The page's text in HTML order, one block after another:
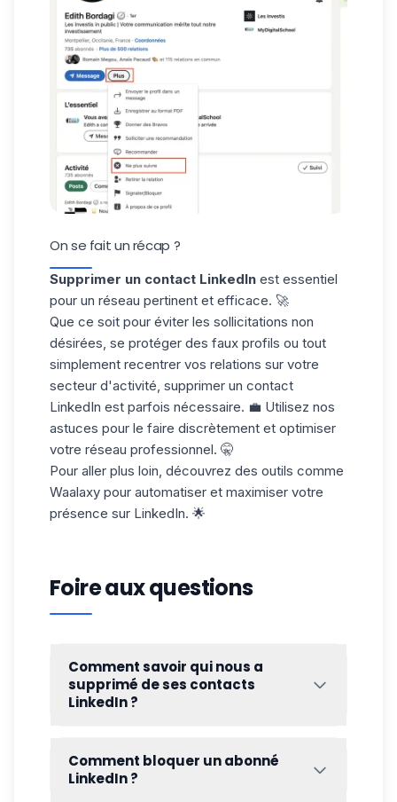
On se fait un récap ?
Supprimer un contact LinkedIn est essentiel
pour un réseau pertinent et efficace. 🚀
Que ce soit pour éviter les sollicitations non
désirées, se protéger des faux profils ou tout
simplement recentrer vos relations sur votre
secteur d'activité, supprimer un contact
LinkedIn est parfois nécessaire. 💼 Utilisez nos
astuces pour le faire discrètement et optimiser
votre réseau professionnel. 🤫
Pour aller plus loin, découvrez des outils comme
Waalaxy pour automatiser et maximiser votre
présence sur LinkedIn. 🌟
Foire aux questions
Comment savoir qui nous a
supprimé de ses contacts
LinkedIn ?
lorsqu'une personne vous supprime de ses
relations. Pour découvrir si quelqu'un vous
Comment bloquer un abonné
LinkedIn ?